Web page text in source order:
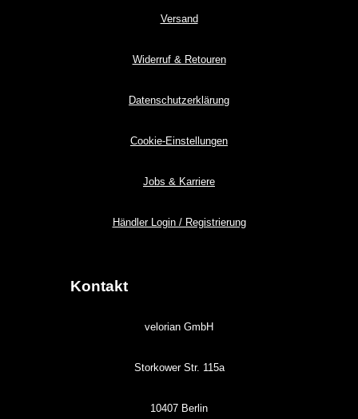
Versand
Widerruf & Retouren
Datenschutzerklärung
Cookie-Einstellungen
Jobs & Karriere
Händler Login / Registrierung
Kontakt
velorian GmbH
Storkower Str. 115a
10407 Berlin